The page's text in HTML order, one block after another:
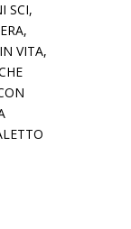
SCI,
VITA,